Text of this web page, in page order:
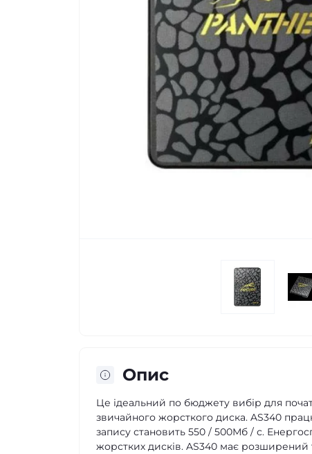
Опис
Це ідеальний по бюджету вибір для
звичайного жорсткого диска. AS340
запису становить 550 / 500Мб / с.
жорстких дисків. AS340 має розширений